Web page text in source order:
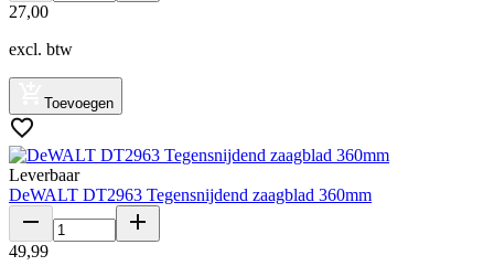
27,00
excl. btw
Toevoegen
Leverbaar
DeWALT DT2963 Tegensnijdend zaagblad 360mm
49,99